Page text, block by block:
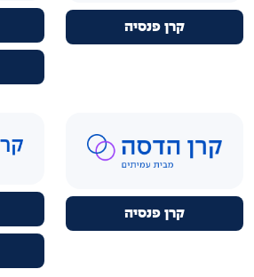
קרן פנסיה
קרן פנסיה